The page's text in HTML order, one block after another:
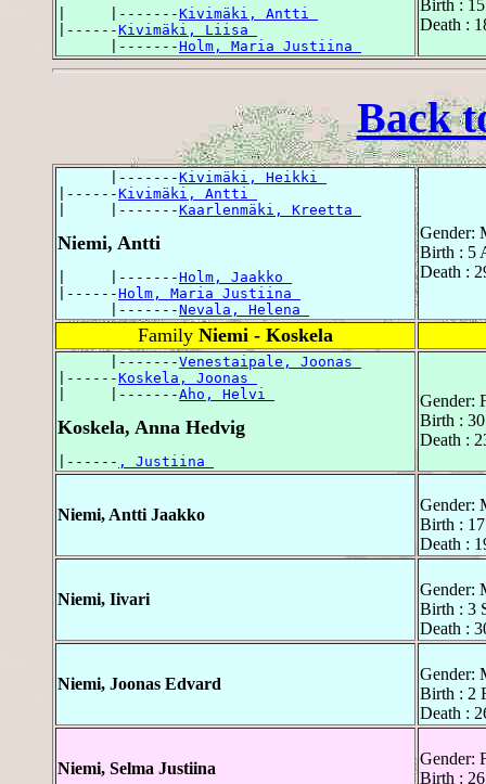
|     |-------Kivimäki, Antti
|------Kivimäki, Liisa
      |-------
Holm, Maria Justiina
Birth :
Death :
Back
      |-------
Kivimäki, Heikki
|------Kivimäki, Antti
|     |-------Kaarlenmäki, Kreetta
Niemi, Antti
|     |-------Holm, Jaakko
|------Holm, Maria Justiina
      |-------
Nevala, Helena
Gender:
Birth : 5
Death :
Family Niemi - Koskela
      |-------
Venestaipale, Joonas
|------Koskela, Joonas
|     |-------Aho, Helvi
Koskela, Anna Hedvig
|------ , Justiina
Gender:
Birth :
Death :
Niemi, Antti Jaakko
Gender:
Birth :
Death :
Niemi, Iivari
Gender:
Birth : 3
Death :
Niemi, Joonas Edvard
Gender:
Birth : 2
Death :
Niemi, Selma Justiina
Gender:
Birth : 26